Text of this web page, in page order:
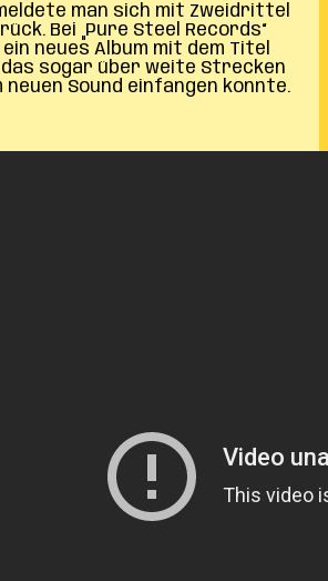
man sich mit Zweidrittel
Bei „Pure Steel Records“
neues Album mit dem Titel
das sogar über weite Strecken
neuen Sound einfangen konnte.